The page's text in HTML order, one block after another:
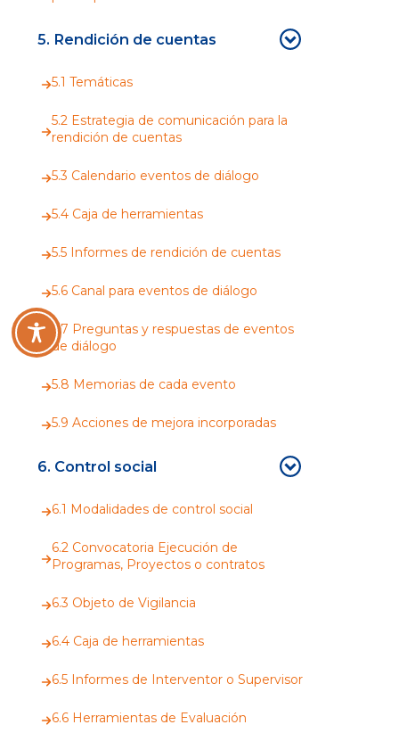
5. Rendición de cuentas
5.1 Temáticas
5.2 Estrategia de comunicación para la
rendición de cuentas
5.3 Calendario eventos de diálogo
5.4 Caja de herramientas
5.5 Informes de rendición de cuentas
5.6 Canal para eventos de diálogo
5.7 Preguntas y respuestas de eventos
de diálogo
5.8 Memorias de cada evento
5.9 Acciones de mejora incorporadas
6. Control social
6.1 Modalidades de control social
6.2 Convocatoria Ejecución de
Programas, Proyectos o contratos
6.3 Objeto de Vigilancia
6.4 Caja de herramientas
6.5 Informes de Interventor o Supervisor
6.6 Herramientas de Evaluación